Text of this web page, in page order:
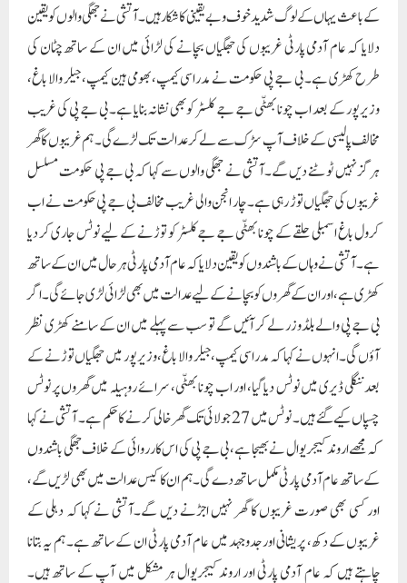
کے باعث یہاں کے لوگ شدید خوف و بے یقینی کا شکار ہیں۔ آتشی نے جھگی والوں کو یقین
دلایا کہ عام آدمی پارٹی غریبوں کی جھگیاں بچانے کی لڑائی میں ان کے ساتھ چٹان کی
طرح کھڑی ہے۔ بی جے پی حکومت نے مدراسی کیمپ، بھومی ہین کیمپ، جیلر والا باغ،
وزیرپور کے بعد اب چونا بھٹّی جے جے کلسٹر کو بھی نشانہ بنایا ہے۔ بی جے پی کی غریب
مخالف پالیسی کے خلاف آپ سڑک سے لے کر عدالت تک لڑے گی۔ ہم غریبوں کا گھر
ہرگز نہیں ٹوٹنے دیں گے۔آتشی نے جھگی والوں سے کہا کہ بی جے پی حکومت مسلسل
غریبوں کی جھگیاں توڑ رہی ہے۔ چار انجن والی غریب مخالف بی جے پی حکومت نے اب
کرول باغ اسمبلی حلقے کے چونا بھٹّی جے جے کلسٹر کو توڑنے کے لیے نوٹس جاری کر دیا
ہے۔ آتشی نے وہاں کے باشندوں کو یقین دلایا کہ عام آدمی پارٹی ہر حال میں ان کے ساتھ
کھڑی ہے، اور ان کے گھروں کو بچانے کے لیے عدالت میں بھی لڑائی لڑی جائے گی۔ اگر
بی جے پی والے بلڈوزر لے کر آئیں گے تو سب سے پہلے میں ان کے سامنے کھڑی نظر
آؤں گی۔انہوں نے کہا کہ مدراسی کیمپ، جیلر والا باغ، وزیرپور میں جھگیاں توڑنے کے
بعد ننگلی ڈیری میں نوٹس دیا گیا، اور اب چونا بھٹّی، سرائے روہیلہ میں گھروں پر نوٹس
چسپاں کیے گئے ہیں۔ نوٹس میں 27 جولائی تک گھر خالی کرنے کا حکم ہے۔ آتشی نے کہا
کہ مجھے اروند کیجریوال نے بھیجا ہے، بی جے پی کی اس کارروائی کے خلاف جھگی باشندوں
کے ساتھ عام آدمی پارٹی مکمل ساتھ دے گی۔ ہم ان کا کیس عدالت میں بھی لڑیں گے،
اور کسی بھی صورت غریبوں کا گھر نہیں اجڑنے دیں گے۔آتشی نے کہا کہ دہلی کے
غریبوں کے دکھ، پریشانی اور جدوجہد میں عام آدمی پارٹی ان کے ساتھ ہے۔ ہم یہ بتانا
چاہتے ہیں کہ عام آدمی پارٹی اور اروند کیجریوال ہر مشکل میں آپ کے ساتھ ہیں۔